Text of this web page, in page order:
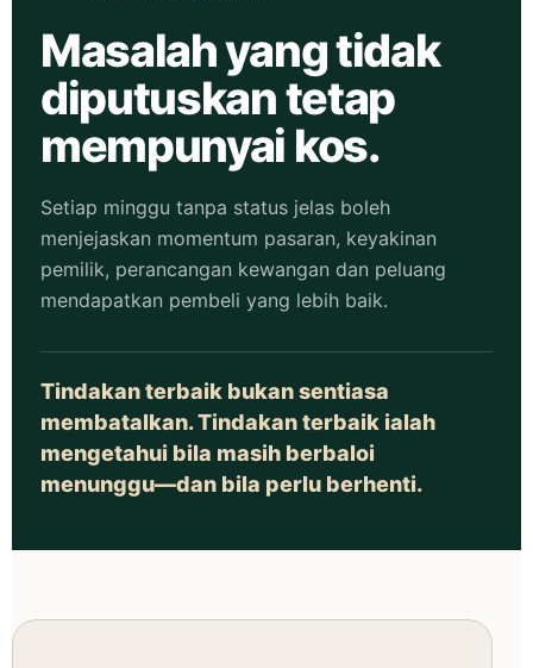
Masalah yang tidak
diputuskan tetap
mempunyai kos.
Setiap minggu tanpa status jelas boleh
menjejaskan momentum pasaran, keyakinan
pemilik, perancangan kewangan dan peluang
mendapatkan pembeli yang lebih baik.
Tindakan terbaik bukan sentiasa
membatalkan. Tindakan terbaik ialah
mengetahui bila masih berbaloi
menunggu—dan bila perlu berhenti.